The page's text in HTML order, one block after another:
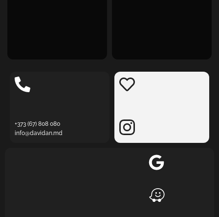
+373 (67) 808 080
info@davidan.md